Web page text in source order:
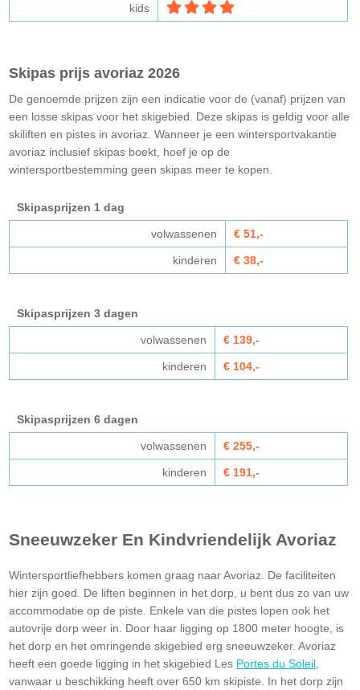
kids
Skipas prijs avoriaz 2026
De genoemde prijzen zijn een indicatie voor de (vanaf) prijzen van
een losse skipas voor het skigebied. Deze skipas is geldig voor alle
skiliften en pistes in avoriaz. Wanneer je een wintersportvakantie
avoriaz inclusief skipas boekt, hoef je op de
wintersportbestemming geen skipas meer te kopen.
Skipasprijzen 1 dag
volwassenen € 51,-
kinderen € 38,-
Skipasprijzen 3 dagen
volwassenen € 139,-
kinderen € 104,-
Skipasprijzen 6 dagen
volwassenen € 255,-
kinderen € 191,-
Sneeuwzeker En Kindvriendelijk Avoriaz
Wintersportliefhebbers komen graag naar Avoriaz. De faciliteiten
hier zijn goed. De liften beginnen in het dorp, u bent dus zo van uw
accommodatie op de piste. Enkele van die pistes lopen ook het
autovrije dorp weer in. Door haar ligging op 1800 meter hoogte, is
het dorp en het omringende skigebied erg sneeuwzeker. Avoriaz
heeft een goede ligging in het skigebied Les Portes du Soleil
vanwaar u beschikking heeft over 650 km skipiste. In het dorp zijn